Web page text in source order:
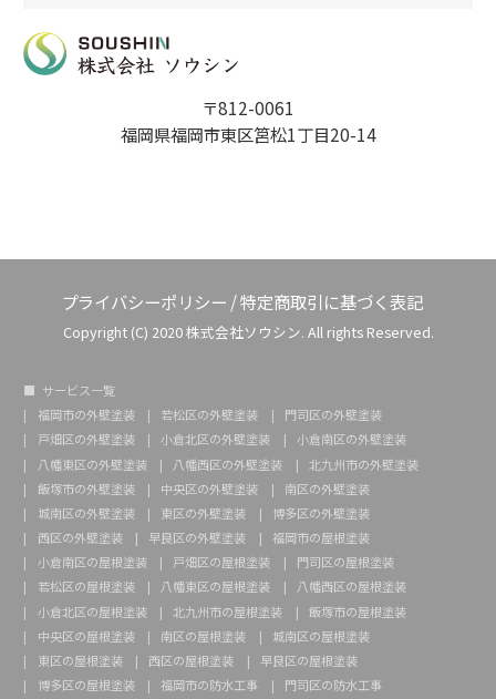
〒812-0061
福岡県福岡市東区筥松1丁目20-14
プライバシーポリシー /特定商取引に基づく表記
Copyright (C) 2020 株式会社ソウシン. All rights Reserved.
サービス一覧
福岡市の外壁塗装
若松区の外壁塗装
門司区の外壁塗装
戸畑区の外壁塗装
小倉北区の外壁塗装
小倉南区の外壁塗装
八幡東区の外壁塗装
八幡西区の外壁塗装
北九州市の外壁塗装
飯塚市の外壁塗装
中央区の外壁塗装
南区の外壁塗装
城南区の外壁塗装
東区の外壁塗装
博多区の外壁塗装
西区の外壁塗装
早良区の外壁塗装
福岡市の屋根塗装
小倉南区の屋根塗装
戸畑区の屋根塗装
門司区の屋根塗装
若松区の屋根塗装
八幡東区の屋根塗装
八幡西区の屋根塗装
小倉北区の屋根塗装
北九州市の屋根塗装
飯塚市の屋根塗装
中央区の屋根塗装
南区の屋根塗装
城南区の屋根塗装
東区の屋根塗装
西区の屋根塗装
早良区の屋根塗装
博多区の屋根塗装
福岡市の防水工事 門司区の防水工事